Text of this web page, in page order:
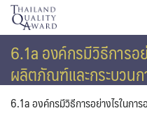
Skip
content
6.1a องค์กรมีวิธีการอ
ผลิตภัณฑ์และกระบวน
6.1a องค์กรมีวิธีการอย่างไรในก